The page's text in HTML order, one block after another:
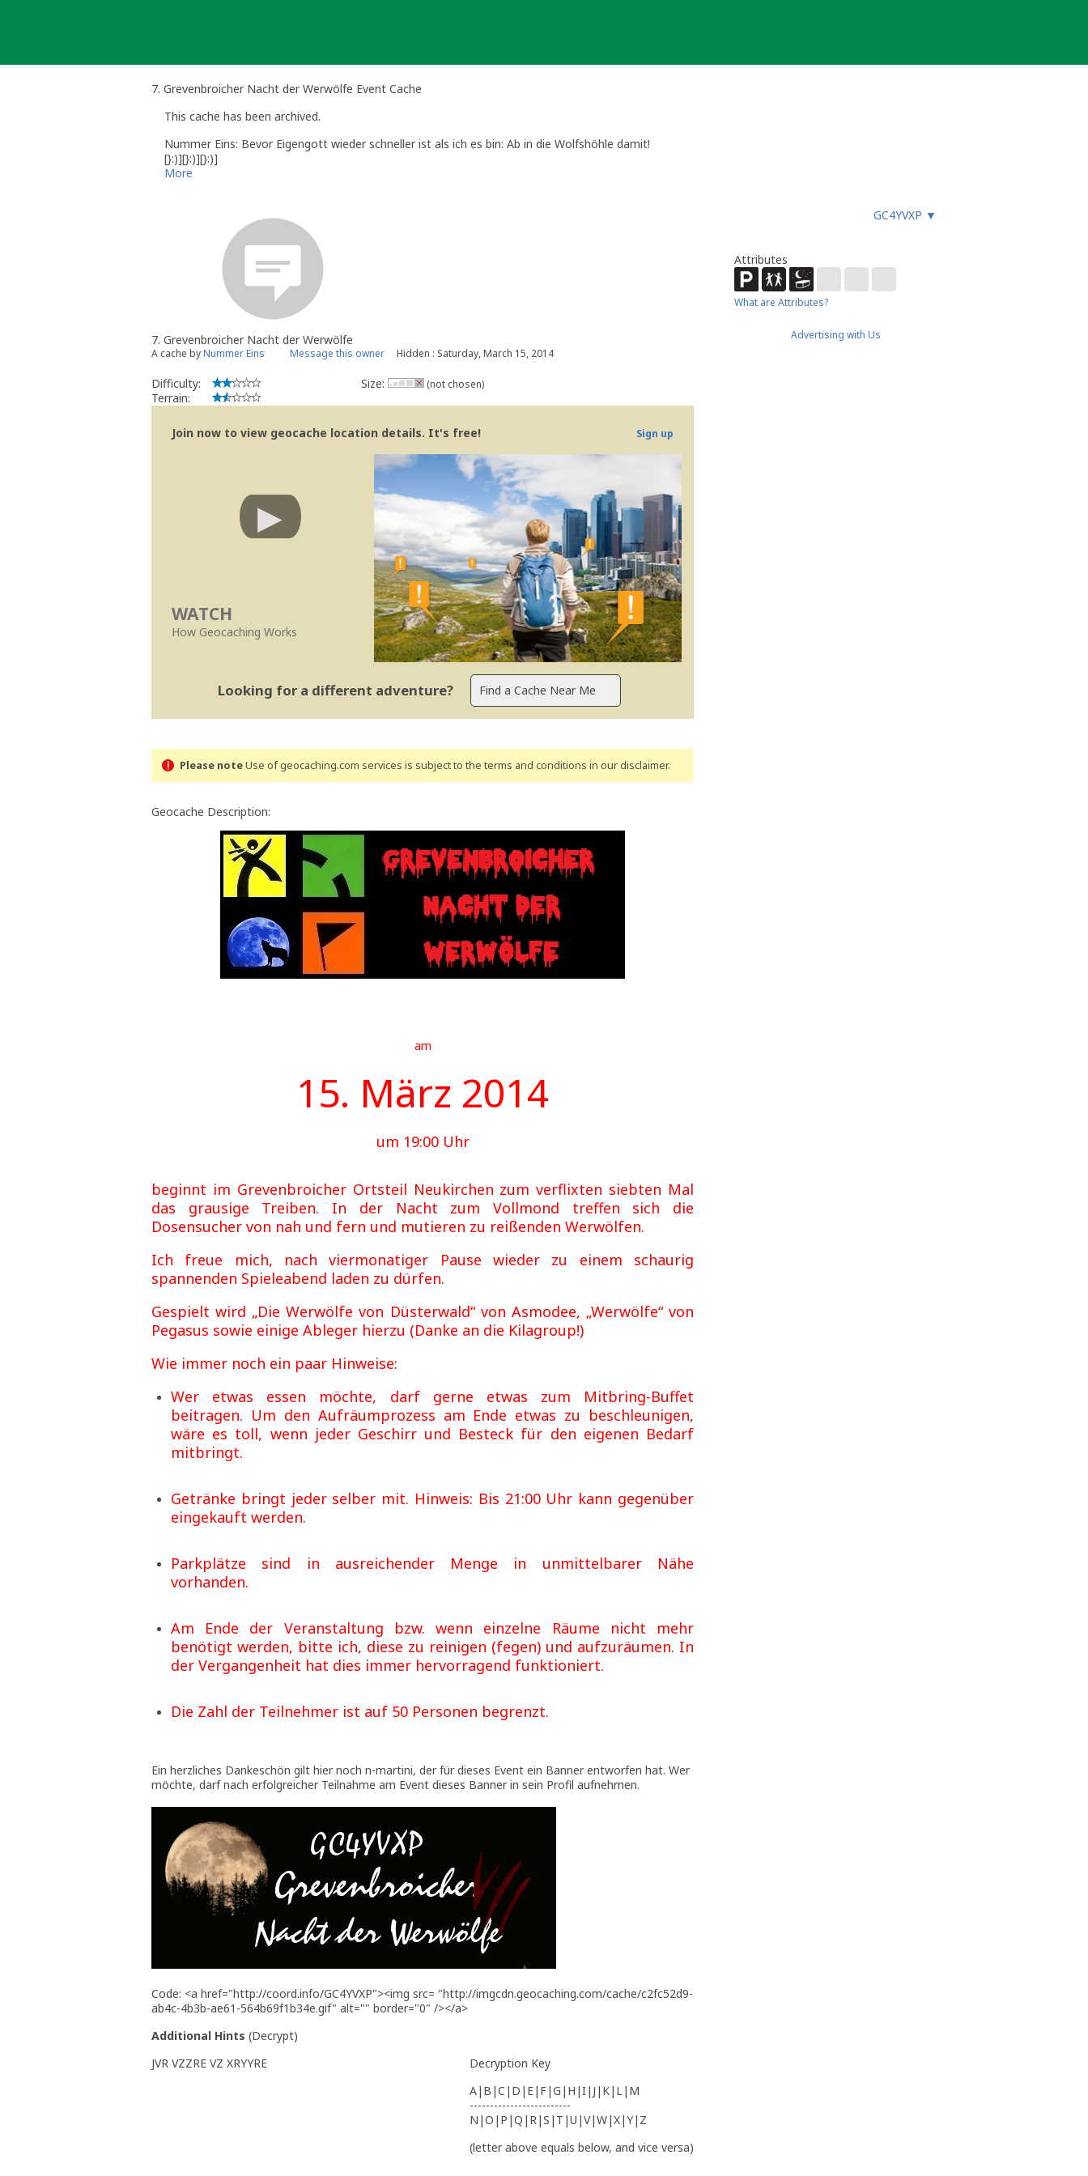
7. Grevenbroicher Nacht der Werwölfe Event Cache
This cache has been archived.
Nummer Eins: Bevor Eigengott wieder schneller ist als ich es bin: Ab in die Wolfshöhle damit!
[}:)][}:)][}:)]
More
GC4YVXP ▼
7. Grevenbroicher Nacht der Werwölfe
A cache byNummer Eins Message this owner Hidden : Saturday, March 15, 2014
Difficulty:
Terrain:
Size: (not chosen)
Join now to view geocache location details. It's free! Sign up
WATCH
How Geocaching Works
Looking for a different adventure?
Please noteUse of geocaching.com services is subject to the terms and conditions in our disclaimer.
Geocache Description:
am
15. März 2014
um 19:00 Uhr
beginnt im Grevenbroicher Ortsteil Neukirchen zum verflixten siebten Mal
das grausige Treiben. In der Nacht zum Vollmond treffen sich die
Dosensucher von nah und fern und mutieren zu reißenden Werwölfen.
Ich freue mich, nach viermonatiger Pause wieder zu einem schaurig
spannenden Spieleabend laden zu dürfen.
Gespielt wird „Die Werwölfe von Düsterwald“ von Asmodee, „Werwölfe“ von
Pegasus sowie einige Ableger hierzu (Danke an die Kilagroup!)
Wie immer noch ein paar Hinweise:
Wer etwas essen möchte, darf gerne etwas zum Mitbring-Buffet
beitragen. Um den Aufräumprozess am Ende etwas zu beschleunigen,
wäre es toll, wenn jeder Geschirr und Besteck für den eigenen Bedarf
mitbringt.
Getränke bringt jeder selber mit. Hinweis: Bis 21:00 Uhr kann gegenüber
eingekauft werden.
Parkplätze sind in ausreichender Menge in unmittelbarer Nähe
vorhanden.
Am Ende der Veranstaltung bzw. wenn einzelne Räume nicht mehr
benötigt werden, bitte ich, diese zu reinigen (fegen) und aufzuräumen. In
der Vergangenheit hat dies immer hervorragend funktioniert.
Die Zahl der Teilnehmer ist auf 50 Personen begrenzt.
Ein herzliches Dankeschön gilt hier noch n-martini, der für dieses Event ein Banner entworfen hat. Wer
möchte, darf nach erfolgreicher Teilnahme am Event dieses Banner in sein Profil aufnehmen.
Code: <a href="http://coord.info/GC4YVXP"><img src= "http://imgcdn.geocaching.com/cache/c2fc52d9-
ab4c-4b3b-ae61-564b69f1b34e.gif" alt="" border="0" /></a>
Additional Hints (Decrypt)
JVR VZZRE VZ XRYYRE
Decryption Key
A|B|C|D|E|F|G|H|I|J|K|L|M
-------------------------
N|O|P|Q|R|S|T|U|V|W|X|Y|Z
(letter above equals below, and vice versa)
Attributes
What are Attributes?
Advertising with Us